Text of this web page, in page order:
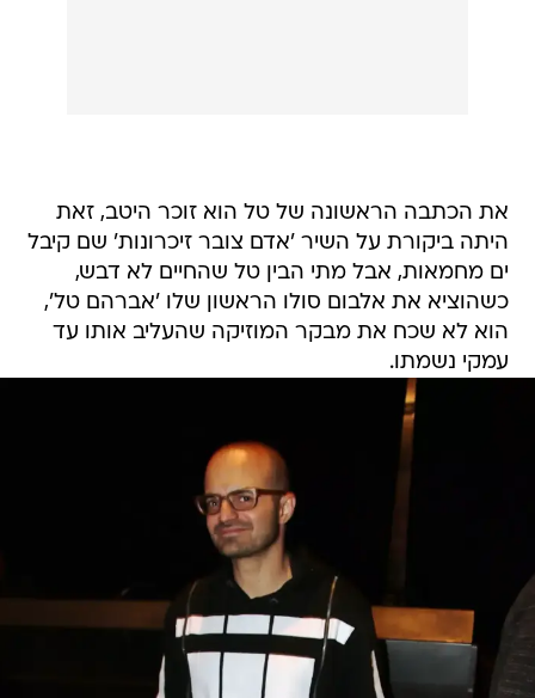
את הכתבה הראשונה של טל הוא זוכר היטב, זאת
היתה ביקורת על השיר 'אדם צובר זיכרונות' שם קיבל
ים מחמאות, אבל מתי הבין טל שהחיים לא דבש,
כשהוציא את אלבום סולו הראשון שלו 'אברהם טל',
הוא לא שכח את מבקר המוזיקה שהעליב אותו עד
עמקי נשמתו.